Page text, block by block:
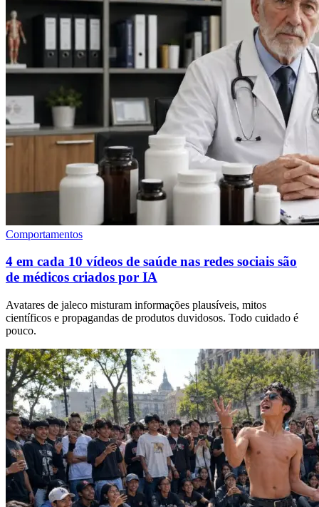
Comportamentos
4 em cada 10 vídeos de saúde nas redes sociais são
de médicos criados por IA
Avatares de jaleco misturam informações plausíveis, mitos
científicos e propagandas de produtos duvidosos. Todo cuidado é
pouco.